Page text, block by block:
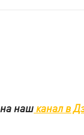
нашканал в